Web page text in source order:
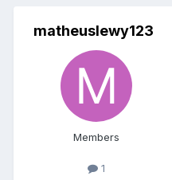
matheuslewy123
Members
1